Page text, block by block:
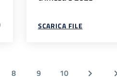
SCARICA FILE
8 9 10